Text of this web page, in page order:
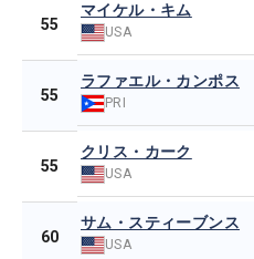
55
マイケル・キム
USA
55
ラファエル・カンポス
PRI
55
クリス・カーク
USA
60
サム・スティーブンス
USA